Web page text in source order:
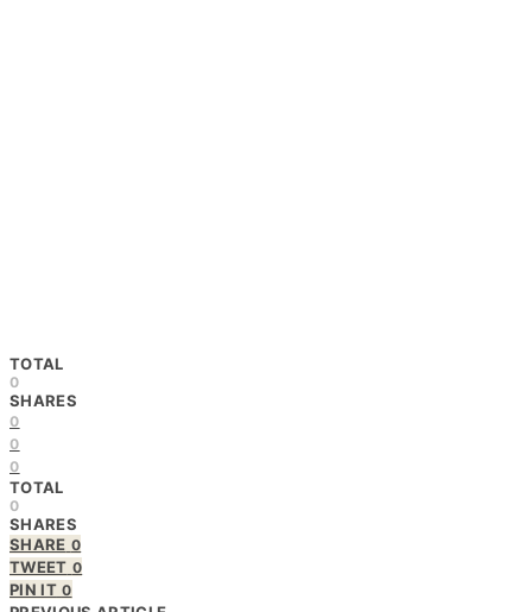
TOTAL
0
SHARES
0
0
0
TOTAL
0
SHARES
SHARE 0
TWEET 0
PIN IT 0